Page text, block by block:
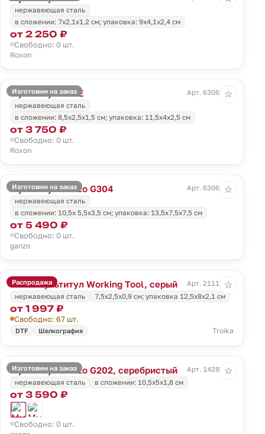
нержавеющая сталь
в сложении: 7х2,1х1,2 см; упаковка: 9х4,1х2,4 см
от 2 250 ₽
Свободно: 0 шт.
Roxon
Изготовим на заказ
Мультитул KS2E
Арт. 63063.30
нержавеющая сталь
в сложении: 8,5х2,5х1,5 см; упаковка: 11,5х4х2,5 см
от 3 750 ₽
Свободно: 0 шт.
Roxon
☆
Изготовим на заказ
Мультитул Ganzo G304
Арт. 63064.31
нержавеющая сталь
в сложении: 10,5х 5,5х3,5 см; упаковка: 13,5х7,5х7,5 см
от 5 490 ₽
Свободно: 0 шт.
ganzo
☆
Распродажа
Мини-мультитул Working Tool, серый
Арт. 21119.10
нержавеющая сталь
7,5х2,5х0,9 см; упаковка 12,5х8х2,1 см
от 1 997 ₽
Свободно: 67 шт.
DTF Шелкография Troika
☆
Изготовим на заказ
Мультитул Ganzo G202, серебристый
Арт. 14283.10
нержавеющая сталь
в сложении: 10,5х5х1,8 см
от 3 590 ₽
Свободно: 0 шт.
☆